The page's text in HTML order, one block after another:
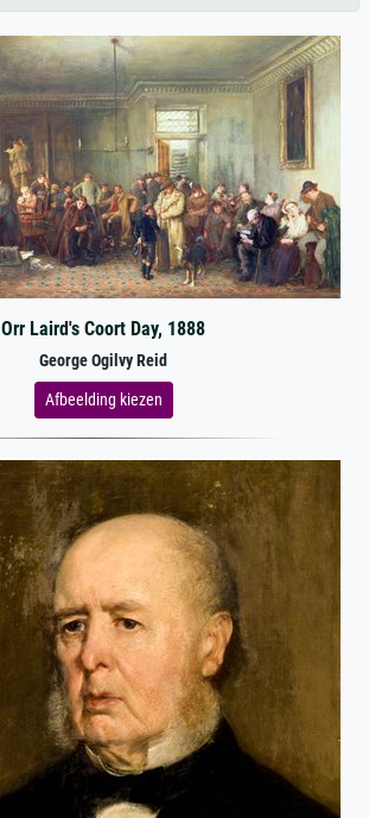
Orr Laird's Coort Day, 1888
George Ogilvy Reid
Afbeelding kiezen